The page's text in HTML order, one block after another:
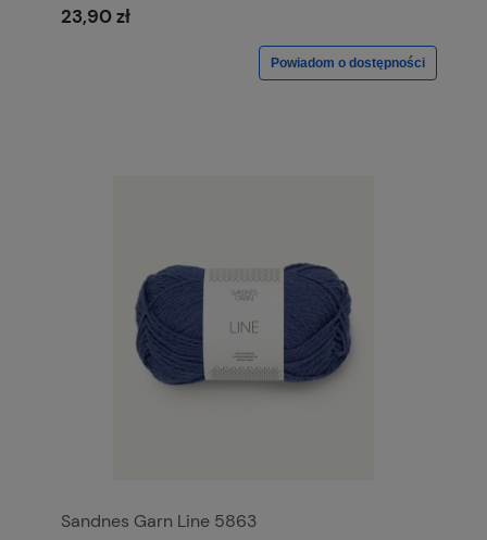
23,90 zł
Powiadom o dostępności
Sandnes Garn Line 5863